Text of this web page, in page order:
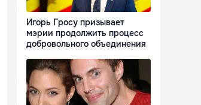
Игорь Гросу призывает
мэрии продолжить процесс
добровольного объединения